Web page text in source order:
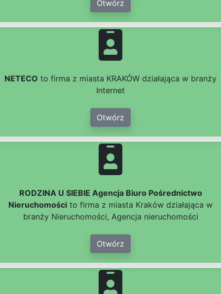
Otwórz
NETECO to firma z miasta KRAKÓW działająca w branży
Internet
Otwórz
RODZINA U SIEBIE Agencja Biuro Pośrednictwo
Nieruchomości to firma z miasta Kraków działająca w
branży Nieruchomości, Agencja nieruchomości
Otwórz